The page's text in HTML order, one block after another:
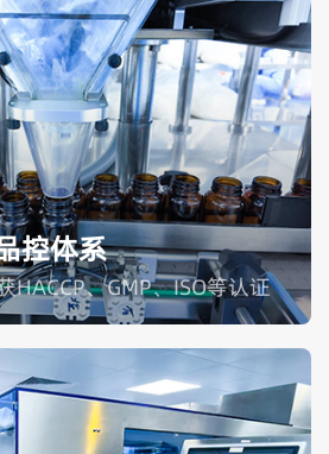
控体系
HACCP、GMP、ISO等认证